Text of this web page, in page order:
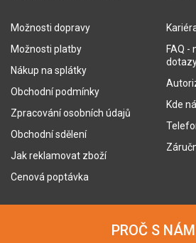
Možnosti dopravy
Možnosti platby
Nákup na splátky
Obchodní podmínky
Zpracování osobních údajů
Obchodní sdělení
Jak reklamovat zboží
Cenová poptávka
FAQ -
Kde
PROČ S